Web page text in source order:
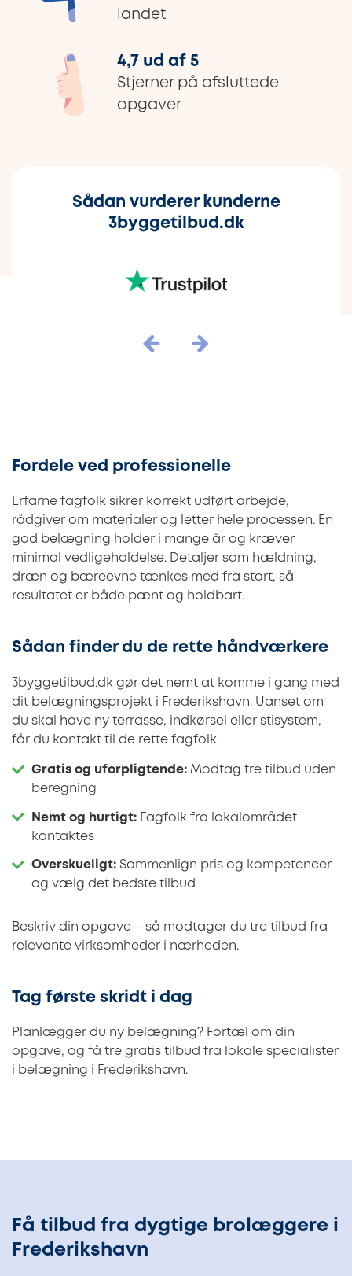
landet
4,7 ud af 5
Stjerner på afsluttede
opgaver
Sådan vurderer kunderne
3byggetilbud.dk
Fordele ved professionelle
Erfarne fagfolk sikrer korrekt udført arbejde,
rådgiver om materialer og letter hele processen. En
god belægning holder i mange år og kræver
minimal vedligeholdelse. Detaljer som hældning,
dræn og bæreevne tænkes med fra start, så
resultatet er både pænt og holdbart.
Sådan finder du de rette håndværkere
3byggetilbud.dk gør det nemt at komme i gang med
dit belægningsprojekt i Frederikshavn. Uanset om
du skal have ny terrasse, indkørsel eller stisystem,
får du kontakt til de rette fagfolk.
Gratis og uforpligtende: Modtag tre tilbud uden
beregning
Nemt og hurtigt: Fagfolk fra lokalområdet
kontaktes
Overskueligt: Sammenlign pris og kompetencer
og vælg det bedste tilbud
Beskriv din opgave – så modtager du tre tilbud fra
relevante virksomheder i nærheden.
Tag første skridt i dag
Planlægger du ny belægning? Fortæl om din
opgave, og få tre gratis tilbud fra lokale specialister
i belægning i Frederikshavn.
Få tilbud fra dygtige brolæggere i
Frederikshavn